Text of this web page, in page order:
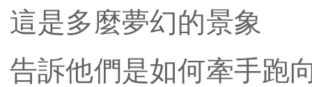
這是多麼夢幻的景象
告訴他們是如何牽手跑